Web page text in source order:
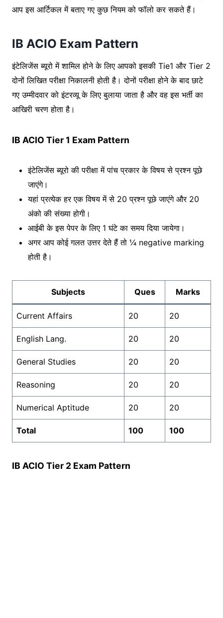
आप इस आर्टिकल में बताए गए कुछ नियम को फॉलो कर सकते हैं।
IB ACIO Exam Pattern
इंटेलिजेंस ब्यूरो में शामिल होने के लिए आपको इसकी Tie1 और Tier 2
दोनों लिखित परीक्षा निकालनी होती है। दोनों परीक्षा होने के बाद छाटे
गए उम्मीदवार को इंटरव्यू के लिए बुलाया जाता है और वह इस भर्ती का
आखिरी चरण होता है।
IB ACIO Tier 1 Exam Pattern
इंटेलिजेंस ब्यूरो की परीक्षा में पांच प्रकार के विषय से प्रश्न पूछे
जाएंगे।
यहां प्रत्येक हर एक विषय में से 20 प्रश्न पूछे जाएंगे और 20
अंको की संख्या होगी।
आईबी के इस पेपर के लिए 1 घंटे का समय दिया जायेगा।
अगर आप कोई गलत उत्तर देते हैं तो ¼ negative marking
होती है।
Subjects Ques Marks
Current Affairs 20 20
English Lang. 20 20
General Studies 20 20
Reasoning 20 20
Numerical Aptitude 20 20
Total 100 100
IB ACIO Tier 2 Exam Pattern